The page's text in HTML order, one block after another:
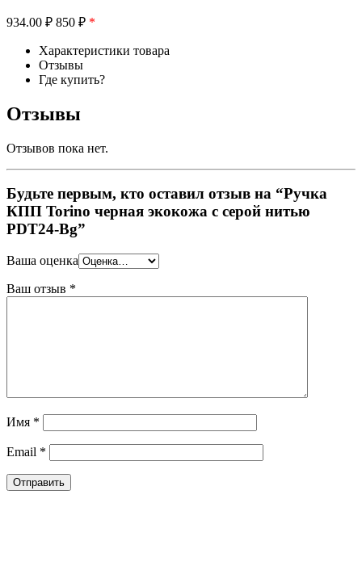
934.00 ₽ 850 ₽ *
Характеристики товара
Отзывы
Где купить?
Отзывы
Отзывов пока нет.
Будьте первым, кто оставил отзыв на “Ручка
КПП Torino черная экокожа с серой нитью
PDT24-Bg”
Ваша оценка
Ваш отзыв *
Имя *
Email *